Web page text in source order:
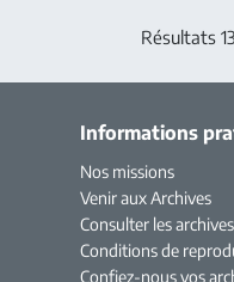
Résultats
Informations
Nos missions
Venir aux Archives
Consulter les archives
Conditions de
Confiez-nous vos